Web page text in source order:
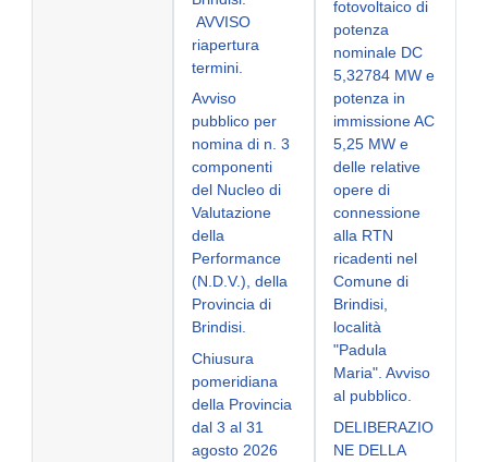
AVVISO
riapertura
termini.
Avviso
pubblico per
nomina di n. 3
componenti
del Nucleo di
Valutazione
della
Performance
(N.D.V.), della
Provincia di
Brindisi.
Chiusura
pomeridiana
della Provincia
dal 3 al 31
agosto 2026
fotovoltaico di
potenza
nominale DC
5,32784 MW e
potenza in
immissione AC
5,25 MW e
delle relative
opere di
connessione
alla RTN
ricadenti nel
Comune di
Brindisi,
località
"Padula
Maria". Avviso
al pubblico.
DELIBERAZIO
NE DELLA